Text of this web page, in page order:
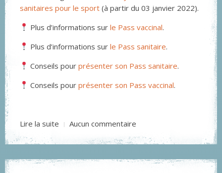
sanitaires pour le sport (à partir du 03 janvier 2022).
Plus d’informations surle Pass vaccinal.
Plus d’informations surle Pass sanitaire.
Conseils pourprésenter son Pass sanitaire.
Conseils pourprésenter son Pass vaccinal.
Lire la suite Aucun commentaire